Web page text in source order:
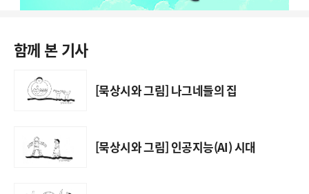
함께 본 기사
[묵상시와 그림] 나그네들의 집
[묵상시와 그림] 인공지능(AI) 시대